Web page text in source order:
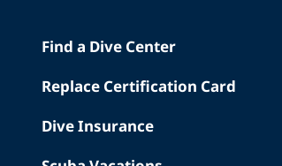
Find a Dive Center
Replace Certification Card
Dive Insurance